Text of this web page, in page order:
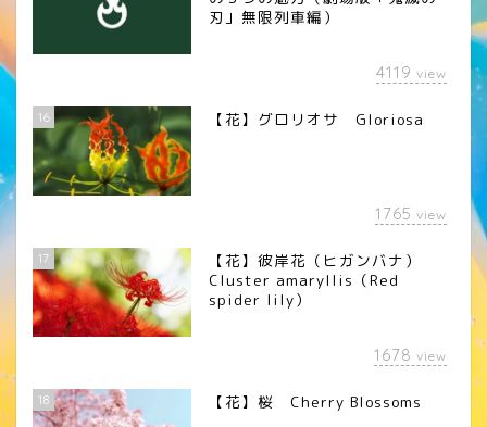
刃」無限列車編）
4119 view
16 【花】グロリオサ Gloriosa
1765 view
17
【花】彼岸花（ヒガンバナ）
Cluster amaryllis（Red
spider lily）
1678 view
18 【花】桜 Cherry Blossoms